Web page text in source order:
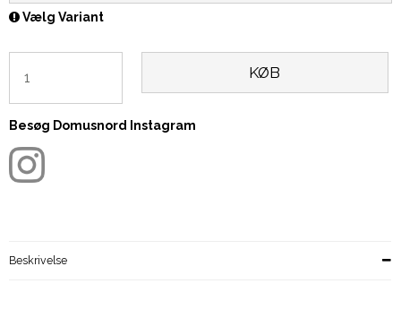
Vælg Variant
KØB
Besøg Domusnord Instagram
Beskrivelse